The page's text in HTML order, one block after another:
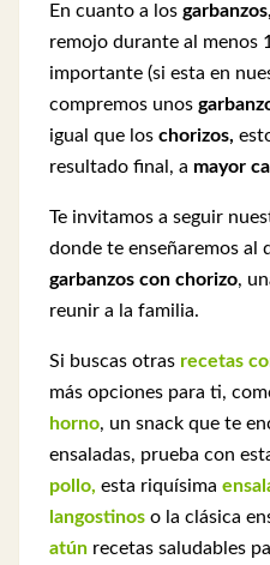
En cuanto a los garbanzos,
remojo durante al menos
importante (si esta en
compremos unos
igual que los chorizos,
resultado final, a mayor
Te invitamos a seguir
donde te enseñaremos al
garbanzos con chorizo,
reunir a la familia.
Si buscas otras recetas
más opciones para ti,
horno, un snack que te
ensaladas, prueba con
pollo, esta riquísima
langostinos o la clásica
atún recetas saludables